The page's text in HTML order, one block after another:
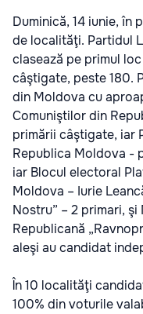
Duminică, 14 iunie, în
de localităţi. Partidul
clasează pe primul
câştigate, peste 180.
din Moldova cu
Comuniştilor din
primării câştigate, iar
Republica Moldova -
iar Blocul electoral
Moldova – Iurie
Nostru” – 2 primari,
Republicană
aleşi au candidat
În 10 localităţi
100% din voturile